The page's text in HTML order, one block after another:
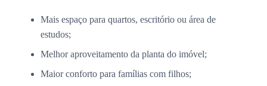
Mais espaço para quartos, escritório ou área de
estudos;
Melhor aproveitamento da planta do imóvel;
Maior conforto para famílias com filhos;